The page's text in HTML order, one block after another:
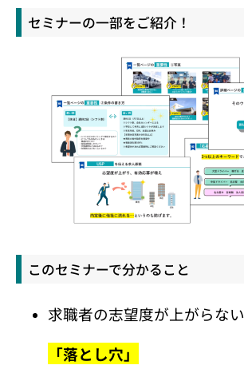
セミナーの一部をご紹介！
このセミナーで分かること
求職者の志望度が上がらない
「落とし穴」